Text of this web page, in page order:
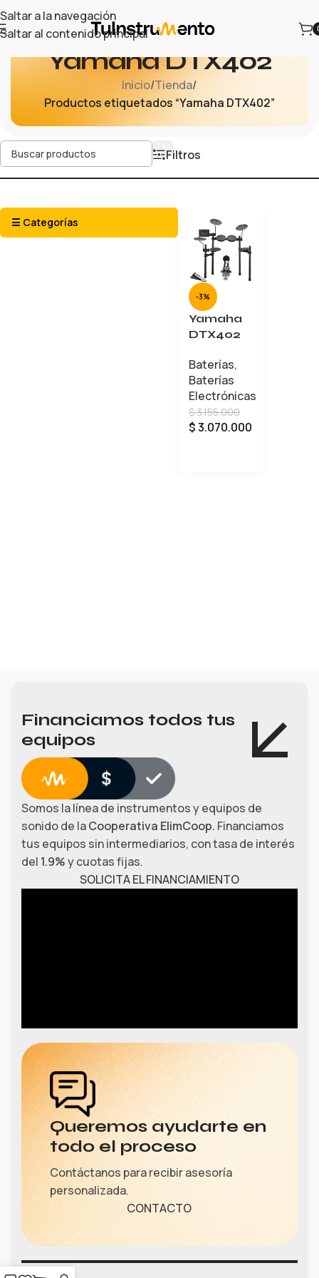
Saltar a la navegación
Saltar al contenido principal
Yamaha DTX402
Inicio/Tienda/
Productos etiquetados “Yamaha DTX402”
Filtros
☰ Categorías
-3%
Yamaha
DTX402
Baterías,
Baterías
Electrónicas
$3.155.000
$3.070.000
Financiamos todos tus
equipos
Somos la línea de instrumentos y equipos de
sonido de laCooperativa ElimCoop. Financiamos
tus equipos sin intermediarios, con tasa de interés
del 1.9%y cuotas fijas.
SOLICITA EL FINANCIAMIENTO
Queremos ayudarte en
todo el proceso
Contáctanos para recibir asesoría
personalizada.
CONTACTO